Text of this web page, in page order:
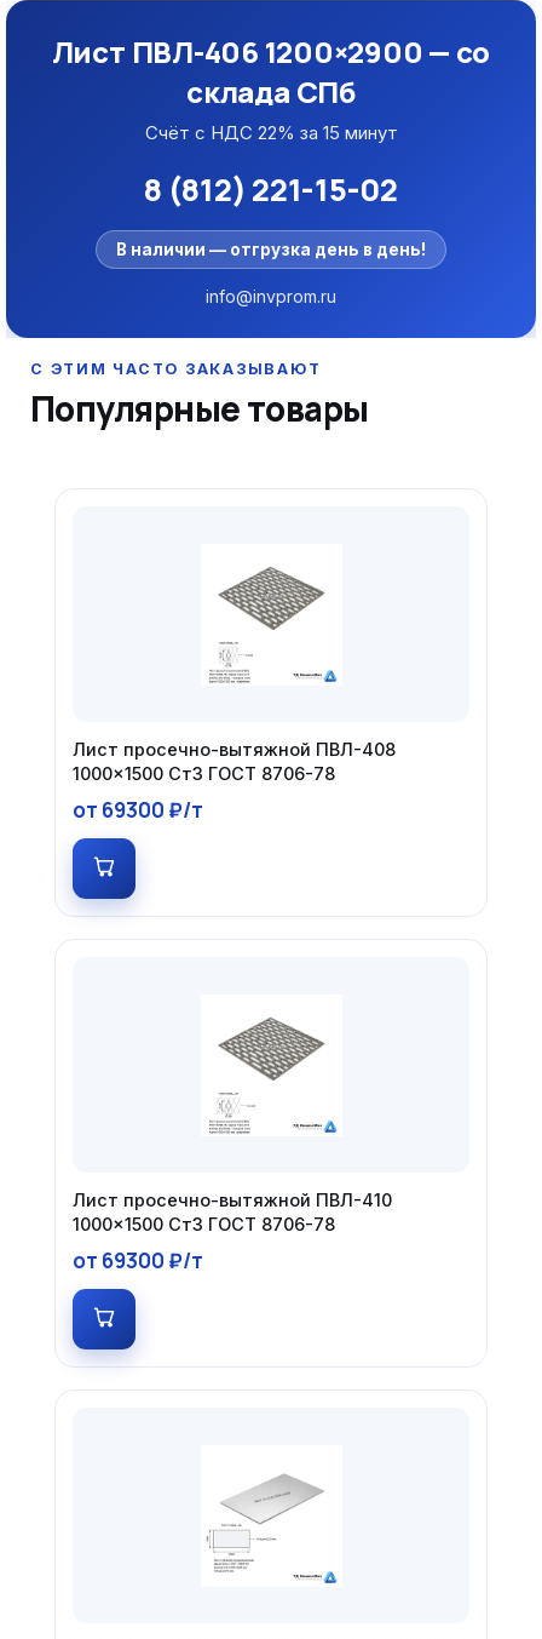
Лист ПВЛ-406 1200×2900 — со
склада СПб
Счёт с НДС 22% за 15 минут
8 (812) 221-15-02
В наличии — отгрузка день в день!
info@invprom.ru
Популярные товары
Лист просечно-вытяжной ПВЛ-408
1000×1500 Ст3 ГОСТ 8706-78
от 69300 ₽/т
Лист просечно-вытяжной ПВЛ-410
1000×1500 Ст3 ГОСТ 8706-78
от 69300 ₽/т